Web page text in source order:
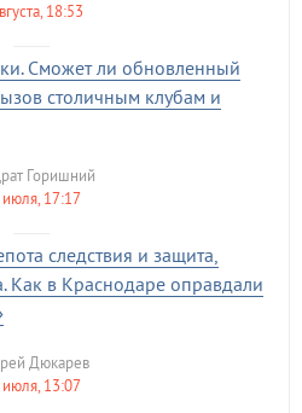
18:53
Сможет ли обновленный
столичным клубам и
июля, 17:17
Горишний
следствия и защита,
Как в Краснодаре оправдали
июля, 13:07
Дюкарев